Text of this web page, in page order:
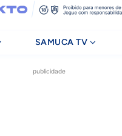
SAMUCA TV
publicidade